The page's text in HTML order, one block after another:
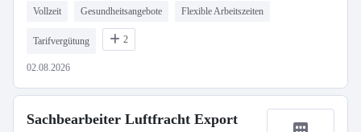
Vollzeit Gesundheitsangebote Flexible Arbeitszeiten
Tarifvergütung 2
02.08.2026
Sachbearbeiter Luftfracht Export